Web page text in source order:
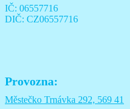
IČ: 06557716
DIČ: CZ06557716
Provozna:
Městečko Trnávka 292, 569 41